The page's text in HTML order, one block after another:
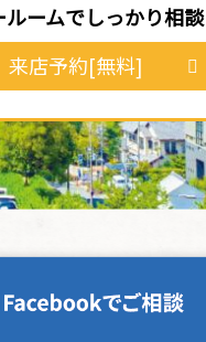
ルームでしっかり相談
来店予約[無料]